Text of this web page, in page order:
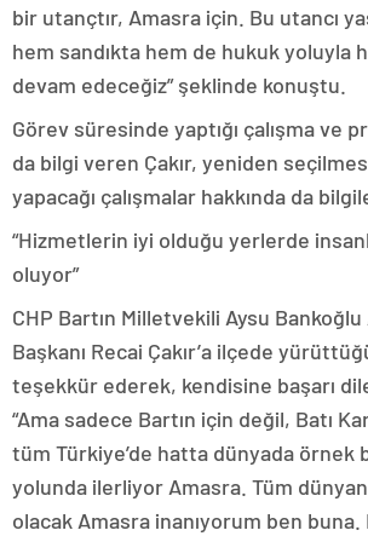
bir utançtır, Amasra için. Bu utancı
hem sandıkta hem de hukuk yoluyla
devam edeceğiz” şeklinde konuştu.
Görev süresinde yaptığı çalışma ve
da bilgi veren Çakır, yeniden
yapacağı çalışmalar hakkında da
“Hizmetlerin iyi olduğu yerlerde
oluyor”
CHP Bartın Milletvekili Aysu
Başkanı Recai Çakır’a ilçede
teşekkür ederek, kendisine başarı
“Ama sadece Bartın için değil, Batı
tüm Türkiye’de hatta dünyada örnek
yolunda ilerliyor Amasra. Tüm
olacak Amasra inanıyorum ben